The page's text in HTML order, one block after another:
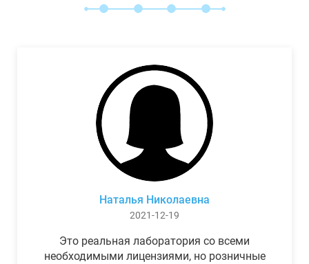
Наталья Николаевна
2021-12-19
Это реальная лаборатория со всеми
необходимыми лицензиями, но розничные